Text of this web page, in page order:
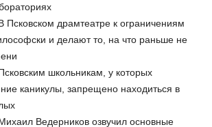
Псковском драмтеатре к ограничениям
и делают то, на что раньше не
школьникам, у которых
каникулы, запрещено находиться в
Ведерников озвучил основные